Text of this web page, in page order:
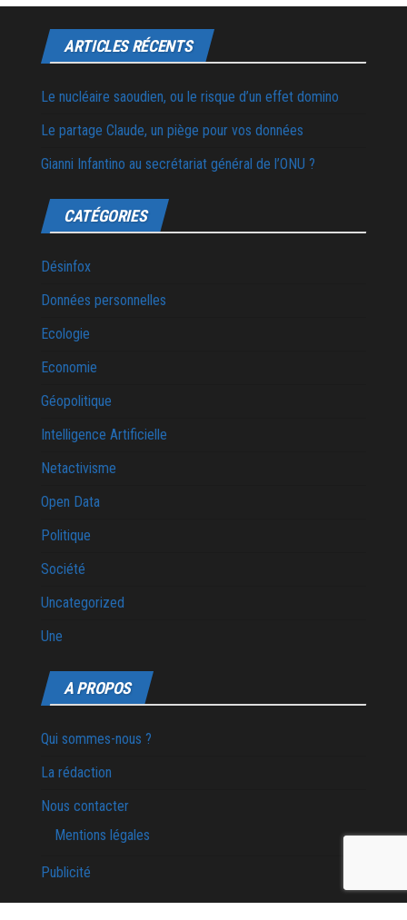
ARTICLES RÉCENTS
Le nucléaire saoudien, ou le risque d’un effet domino
Le partage Claude, un piège pour vos données
Gianni Infantino au secrétariat général de l’ONU ?
CATÉGORIES
Désinfox
Données personnelles
Ecologie
Economie
Géopolitique
Intelligence Artificielle
Netactivisme
Open Data
Politique
Société
Uncategorized
Une
A PROPOS
Qui sommes-nous ?
La rédaction
Nous contacter
Mentions légales
Publicité